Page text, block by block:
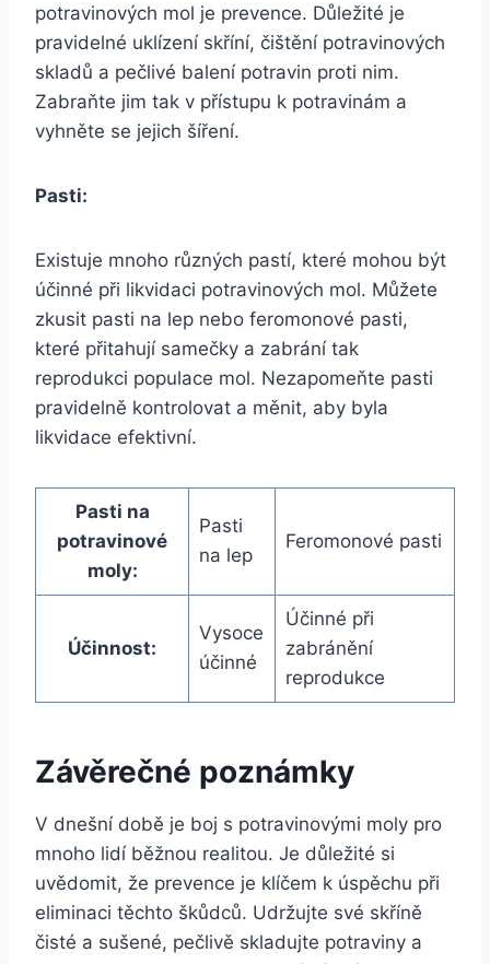
potravinových mol je prevence. Důležité je
pravidelné uklízení skříní, čištění potravinových
skladů a pečlivé balení potravin proti nim.
Zabraňte jim tak v přístupu k potravinám a
vyhněte se jejich šíření.
Pasti:
Existuje mnoho různých pastí, které mohou být
účinné při likvidaci potravinových mol. Můžete
zkusit pasti na lep nebo feromonové pasti,
které přitahují samečky a zabrání tak
reprodukci populace mol. Nezapomeňte pasti
pravidelně kontrolovat a měnit, aby byla
likvidace efektivní.
Pasti na
potravinové
moly:
Pasti
na lep
Feromonové pasti
Účinnost:
Vysoce
účinné
Účinné při
zabránění
reprodukce
Závěrečné poznámky
V dnešní době je boj s potravinovými moly pro
mnoho lidí běžnou realitou. Je důležité si
uvědomit, že prevence je klíčem k úspěchu při
eliminaci těchto škůdců. Udržujte své skříně
čisté a sušené, pečlivě skladujte potraviny a